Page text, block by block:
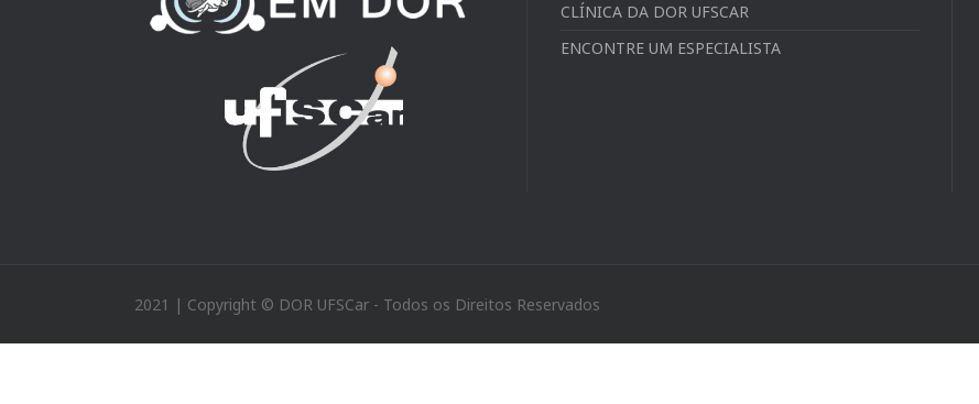
CLÍNICA DA DOR UFSCAR
ENCONTRE UM ESPECIALISTA
2021 | Copyright © DOR UFSCar - Todos os Direitos Reservados